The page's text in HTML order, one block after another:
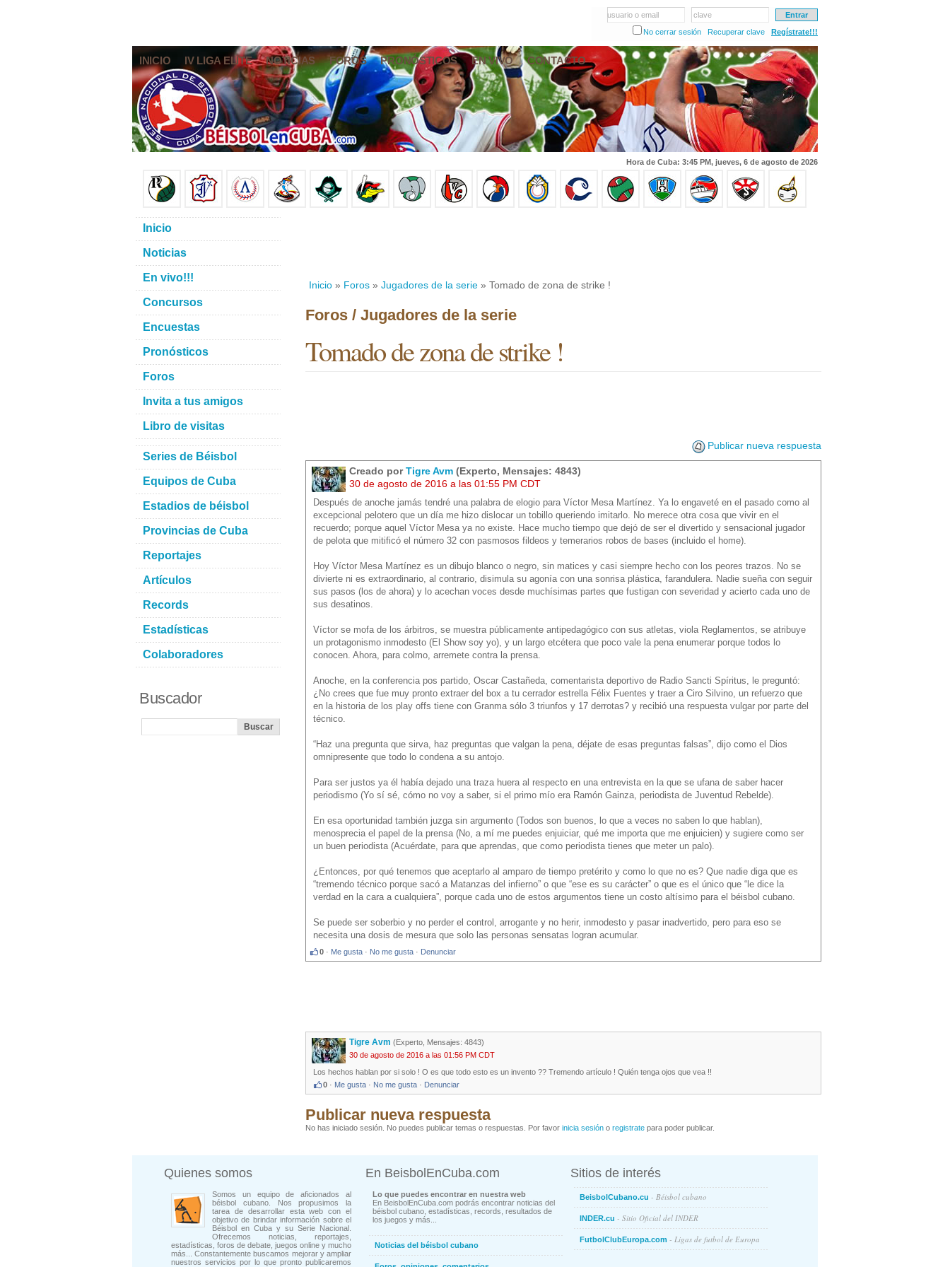
usuario o email
clave
No cerrar sesión
Recuperar clave Regístrate!!!
INICIO IV LIGA ELITE NOTICIAS FOROS PRONÓSTICOS EN VIVO CONTACTO
Hora de Cuba: 3:45 PM, jueves, 6 de agosto de 2026
Inicio » Foros » Jugadores de la serie » Tomado de zona de strike !
Foros / Jugadores de la serie
Tomado de zona de strike !
Publicar nueva respuesta
Creado porTigre Avm (Experto, Mensajes: 4843)
30 de agosto de 2016 a las 01:55 PM CDT
Después de anoche jamás tendré una palabra de elogio para Víctor Mesa Martínez. Ya lo engaveté en el pasado como al
excepcional pelotero que un día me hizo dislocar un tobillo queriendo imitarlo. No merece otra cosa que vivir en el
recuerdo; porque aquel Víctor Mesa ya no existe. Hace mucho tiempo que dejó de ser el divertido y sensacional jugador
de pelota que mitificó el número 32 con pasmosos fildeos y temerarios robos de bases (incluido el home).
Hoy Víctor Mesa Martínez es un dibujo blanco o negro, sin matices y casi siempre hecho con los peores trazos. No se
divierte ni es extraordinario, al contrario, disimula su agonía con una sonrisa plástica, farandulera. Nadie sueña con seguir
sus pasos (los de ahora) y lo acechan voces desde muchísimas partes que fustigan con severidad y acierto cada uno de
sus desatinos.
Víctor se mofa de los árbitros, se muestra públicamente antipedagógico con sus atletas, viola Reglamentos, se atribuye
un protagonismo inmodesto (El Show soy yo), y un largo etcétera que poco vale la pena enumerar porque todos lo
conocen. Ahora, para colmo, arremete contra la prensa.
Anoche, en la conferencia pos partido, Oscar Castañeda, comentarista deportivo de Radio Sancti Spíritus, le preguntó:
¿No crees que fue muy pronto extraer del box a tu cerrador estrella Félix Fuentes y traer a Ciro Silvino, un refuerzo que
en la historia de los play offs tiene con Granma sólo 3 triunfos y 17 derrotas? y recibió una respuesta vulgar por parte del
técnico.
“Haz una pregunta que sirva, haz preguntas que valgan la pena, déjate de esas preguntas falsas”, dijo como el Dios
omnipresente que todo lo condena a su antojo.
Para ser justos ya él había dejado una traza huera al respecto en una entrevista en la que se ufana de saber hacer
periodismo (Yo sí sé, cómo no voy a saber, si el primo mío era Ramón Gainza, periodista de Juventud Rebelde).
En esa oportunidad también juzga sin argumento (Todos son buenos, lo que a veces no saben lo que hablan),
menosprecia el papel de la prensa (No, a mí me puedes enjuiciar, qué me importa que me enjuicien) y sugiere como ser
un buen periodista (Acuérdate, para que aprendas, que como periodista tienes que meter un palo).
¿Entonces, por qué tenemos que aceptarlo al amparo de tiempo pretérito y como lo que no es? Que nadie diga que es
“tremendo técnico porque sacó a Matanzas del infierno” o que “ese es su carácter” o que es el único que “le dice la
verdad en la cara a cualquiera”, porque cada uno de estos argumentos tiene un costo altísimo para el béisbol cubano.
Se puede ser soberbio y no perder el control, arrogante y no herir, inmodesto y pasar inadvertido, pero para eso se
necesita una dosis de mesura que solo las personas sensatas logran acumular.
0 · Me gusta · No me gusta · Denunciar
Tigre Avm (Experto, Mensajes: 4843)
30 de agosto de 2016 a las 01:56 PM CDT
Los hechos hablan por si solo ! O es que todo esto es un invento ?? Tremendo artículo ! Quién tenga ojos que vea !!
0 · Me gusta · No me gusta · Denunciar
Publicar nueva respuesta
No has iniciado sesión. No puedes publicar temas o respuestas. Por favor inicia sesión o registrate para poder publicar.
Inicio
Noticias
En vivo!!!
Concursos
Encuestas
Pronósticos
Foros
Invita a tus amigos
Libro de visitas
Series de Béisbol
Equipos de Cuba
Estadios de béisbol
Provincias de Cuba
Reportajes
Artículos
Records
Estadísticas
Colaboradores
Buscador
Quienes somos
Somos un equipo de aficionados al
béisbol cubano. Nos propusimos la
tarea de desarrollar esta web con el
objetivo de brindar información sobre el
Béisbol en Cuba y su Serie Nacional.
Ofrecemos noticias, reportajes,
estadísticas, foros de debate, juegos online y mucho
más... Constantemente buscamos mejorar y ampliar
nuestros servicios por lo que pronto publicaremos
En BeisbolEnCuba.com
Lo que puedes encontrar en nuestra web
En BeisbolEnCuba.com podrás encontrar noticias del
béisbol cubano, estadísticas, records, resultados de
los juegos y más...
Noticias del béisbol cubano
Sitios de interés
BeisbolCubano.cu - Béisbol cubano
INDER.cu - Sitio Oficial del INDER
FutbolClubEuropa.com - Ligas de futbol de Europa